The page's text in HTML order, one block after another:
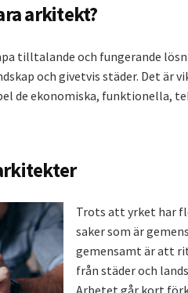
arkitekt?
tilltalande och fungerande
och givetvis städer. Det är
de ekonomiska, funktionella,
Trots att yrket har
saker som är
gemensamt är att
från städer och